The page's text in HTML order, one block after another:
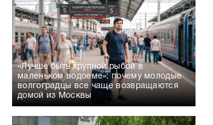
«Лучше быть крупной рыбой в
маленьком водоеме»: почему молодые
волгоградцы все чаще возвращаются
домой из Москвы